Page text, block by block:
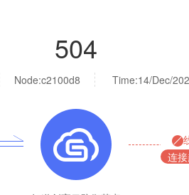
504
Node:c2100d8 Time:14/Dec/
连